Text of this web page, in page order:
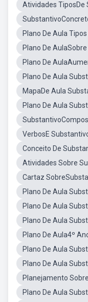
Atividades TiposDe
Plano De Aula
Plano De
Plano De
Plano De Aula
MapaDe Aula
Plano De Aula
VerbosE
Conceito De
Atividades Sobre
Cartaz
Plano De Aula
Plano De Aula
Plano De Aula
Plano De Aula4º
Plano De Aula
Plano De Aula
Planejamento
Plano De Aula